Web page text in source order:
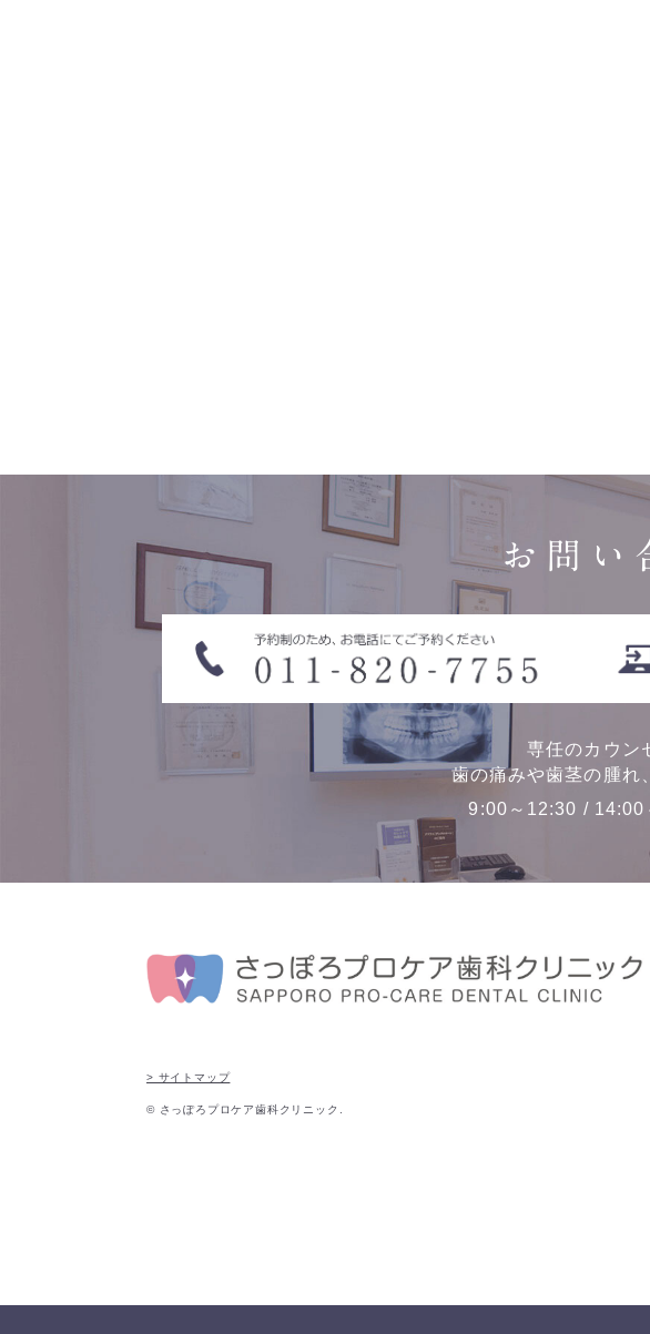
お問い
専任のカウン
歯の痛みや歯茎の腫れ
9:00～12:30 /
> サイトマップ
© さっぽろプロケア歯科クリニック.